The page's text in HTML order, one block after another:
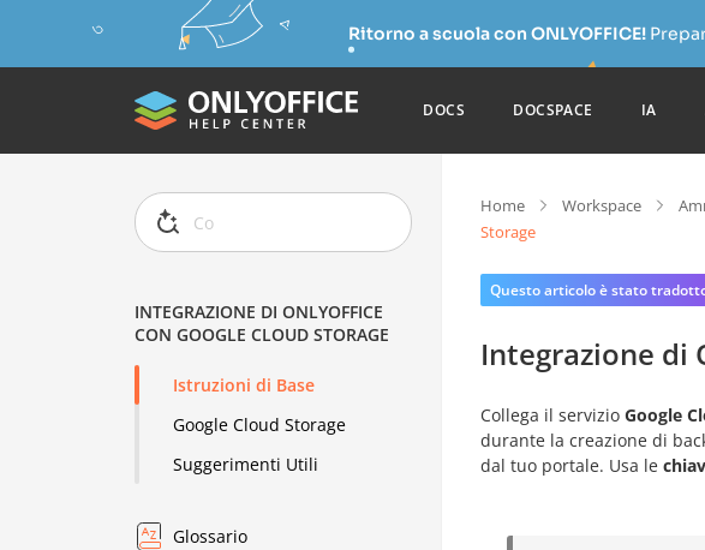
Ritorno a scuola con ONLYOFFICE!
DOCS DOCSPACE IA
INTEGRAZIONE DI ONLYOFFICE
CON GOOGLE CLOUD STORAGE
Istruzioni di Base
Google Cloud Storage
Suggerimenti Utili
Glossario
Home Workspace
Storage
Questo articolo è stato
Integrazione di
Collega il servizio Google
durante la creazione di
dal tuo portale. Usa le